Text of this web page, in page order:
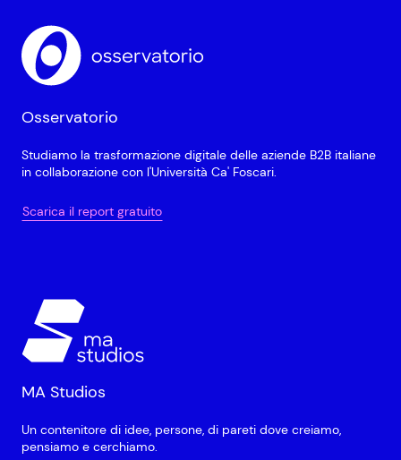
Osservatorio
Studiamo la trasformazione digitale delle aziende B2B italiane
in collaborazione con l'Università Ca' Foscari.
Scarica il report gratuito
MA Studios
Un contenitore di idee, persone, di pareti dove creiamo,
pensiamo e cerchiamo.